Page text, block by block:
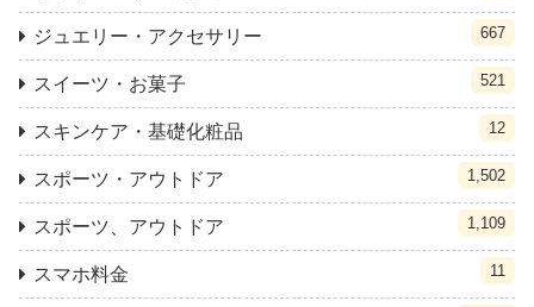
ジュエリー・アクセサリー 667
スイーツ・お菓子 521
スキンケア・基礎化粧品 12
スポーツ・アウトドア 1,502
スポーツ、アウトドア 1,109
スマホ料金 11